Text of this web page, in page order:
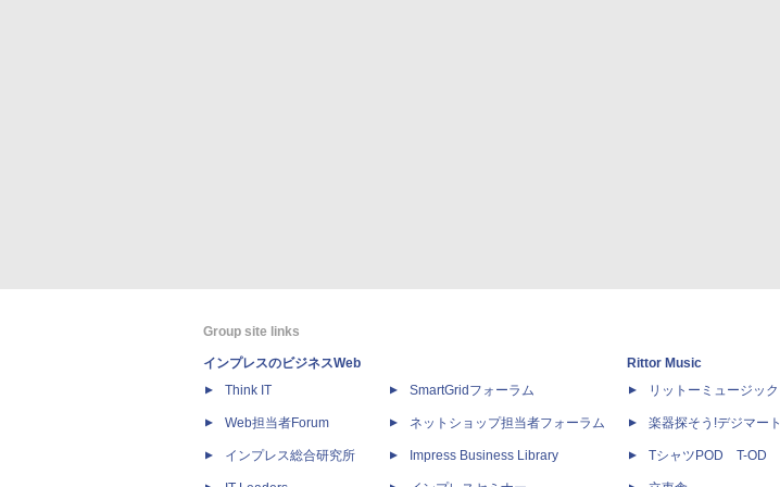
Group site links
インプレスのビジネスWeb
Think IT
Web担当者Forum
インプレス総合研究所
SmartGridフォーラム
ネットショップ担当者フォーラム
Impress Business Library
Rittor Music
リットーミュージック
楽器探そう!デジマート
TシャツPOD T-OD